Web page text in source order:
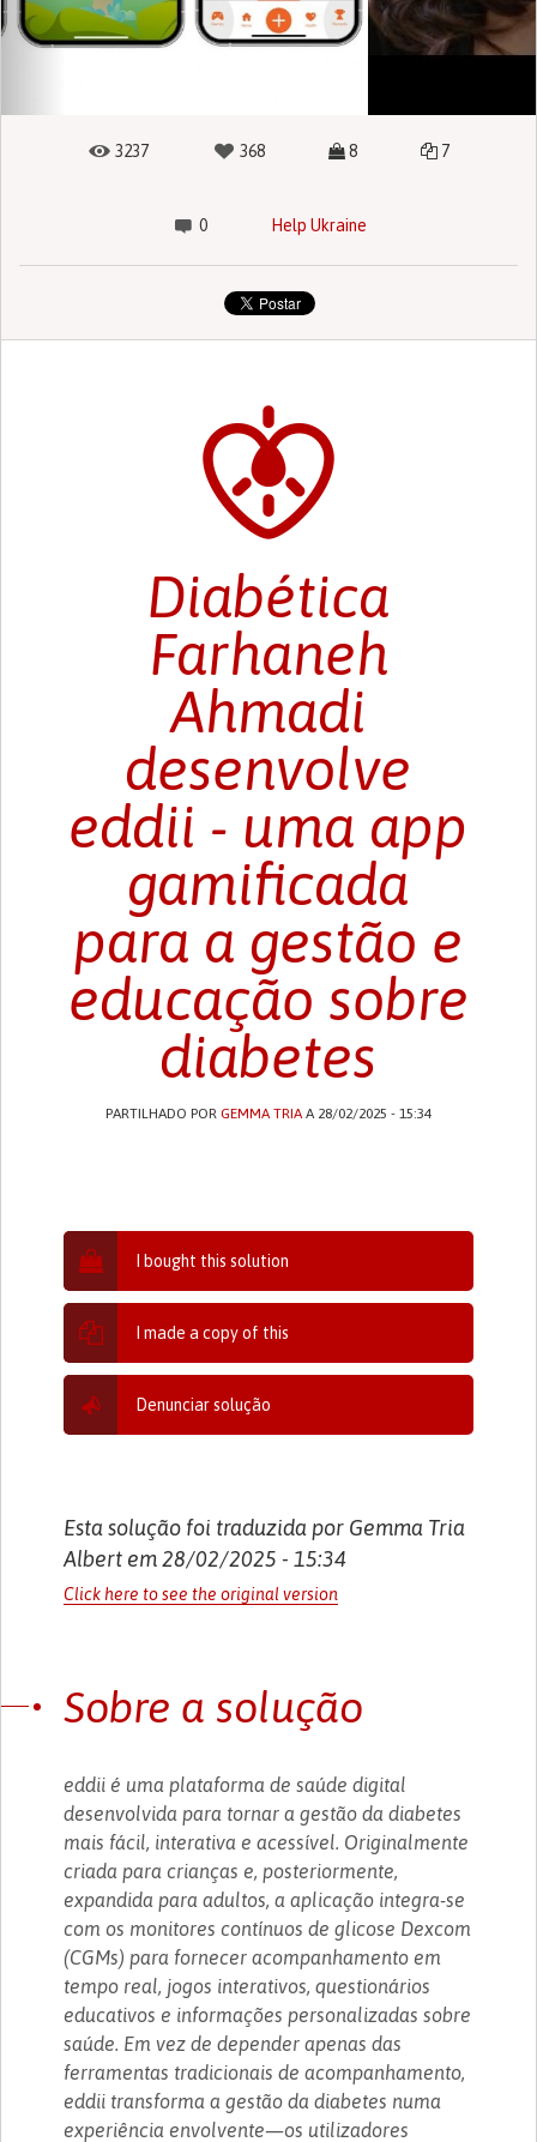
3237 368 8 7
0 Help Ukraine
Diabética
Farhaneh
Ahmadi
desenvolve
eddii - uma app
gamificada
para a gestão e
educação sobre
diabetes
PARTILHADO POR GEMMA TRIAA 28/02/2025 - 15:34
I bought this solution
I made a copy of this
Denunciar solução
Esta solução foi traduzida por Gemma Tria
Albert em 28/02/2025 - 15:34
Click here to see the original version
Sobre a solução
eddii é uma plataforma de saúde digital
desenvolvida para tornar a gestão da diabetes
mais fácil, interativa e acessível. Originalmente
criada para crianças e, posteriormente,
expandida para adultos, a aplicação integra-se
com os monitores contínuos de glicose Dexcom
(CGMs) para fornecer acompanhamento em
tempo real, jogos interativos, questionários
educativos e informações personalizadas sobre
saúde. Em vez de depender apenas das
ferramentas tradicionais de acompanhamento,
eddii transforma a gestão da diabetes numa
experiência envolvente—os utilizadores